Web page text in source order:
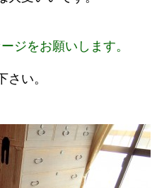
ジをお願いします。
い。